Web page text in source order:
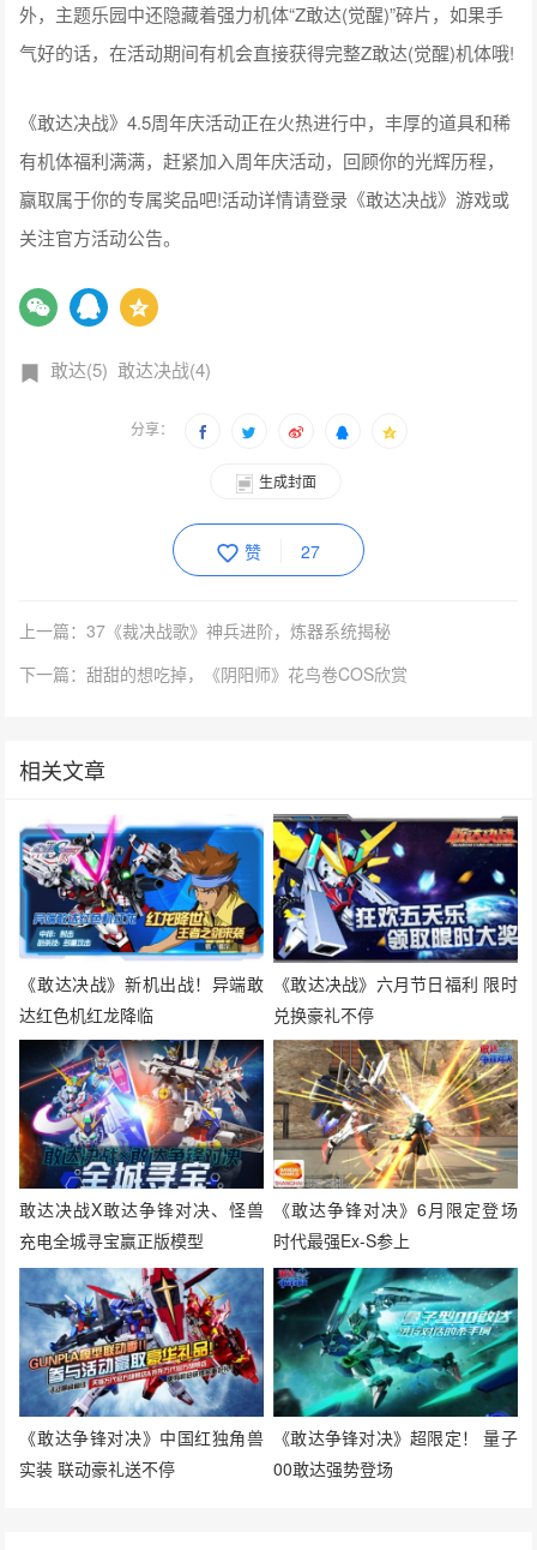
外，主题乐园中还隐藏着强力机体“Z敢达(觉醒)”碎片，如果手
气好的话，在活动期间有机会直接获得完整Z敢达(觉醒)机体哦!
《敢达决战》4.5周年庆活动正在火热进行中，丰厚的道具和稀
有机体福利满满，赶紧加入周年庆活动，回顾你的光辉历程，
赢取属于你的专属奖品吧!活动详情请登录《敢达决战》游戏或
关注官方活动公告。
敢达(5) 敢达决战(4)
分享：
生成封面
赞 27
上一篇：37《裁决战歌》神兵进阶，炼器系统揭秘
下一篇：甜甜的想吃掉，《阴阳师》花鸟卷COS欣赏
相关文章
《敢达决战》新机出战！异端敢
达红色机红龙降临
《敢达决战》六月节日福利 限时
兑换豪礼不停
敢达决战X敢达争锋对决、怪兽
充电全城寻宝赢正版模型
《敢达争锋对决》6月限定登场
时代最强Ex-S参上
《敢达争锋对决》中国红独角兽
实装 联动豪礼送不停
《敢达争锋对决》超限定！ 量子
00敢达强势登场